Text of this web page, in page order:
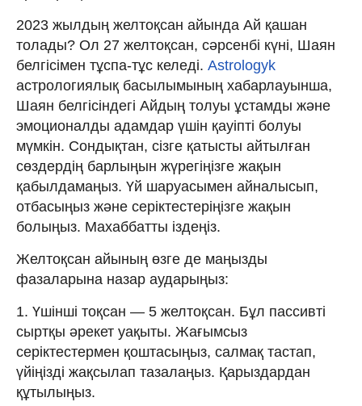
2023 жылдың желтоқсан айында Ай қашан
толады? Ол 27 желтоқсан, сәрсенбі күні, Шаян
белгісімен тұспа-тұс келеді. Astrologyk
астрологиялық басылымының хабарлауынша,
Шаян белгісіндегі Айдың толуы ұстамды және
эмоционалды адамдар үшін қауіпті болуы
мүмкін. Сондықтан, сізге қатысты айтылған
сөздердің барлыңын жүрегіңізге жақын
қабылдамаңыз. Үй шаруасымен айналысып,
отбасыңыз және серіктестеріңізге жақын
болыңыз. Махаббатты іздеңіз.
Желтоқсан айының өзге де маңызды
фазаларына назар аударыңыз:
1. Үшінші тоқсан — 5 желтоқсан. Бұл пассивті
сыртқы әрекет уақыты. Жағымсыз
серіктестермен қоштасыңыз, салмақ тастап,
үйіңізді жақсылап тазалаңыз. Қарыздардан
құтылыңыз.